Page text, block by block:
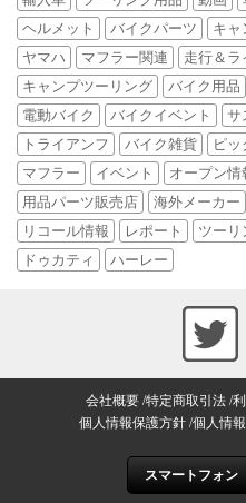
ヘルメット
バイクパーツ キャ
ヤマハ
マフラー関連 走行＆ラ
キャンプツーリング
バイク用品
電動バイク
バイクイベント サ
トライアンフ
バイク雑貨 ピッ
マフラー
イベント オープン情
用品パーツ販売店
海外メーカー
リコール情報
レポート ツーリ
ドゥカティ
ハーレー
会社概要 特定商取引法
個人情報保護方針 個人情
スマートフォン